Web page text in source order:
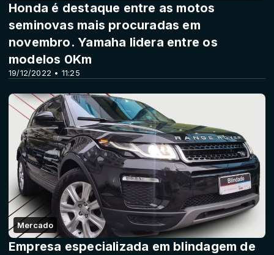
19/12/2022 • 11:25
Honda é destaque entre as motos
seminovas mais procuradas em
novembro. Yamaha lidera entre os
modelos 0Km
Mercado
Empresa especializada em blindagem de